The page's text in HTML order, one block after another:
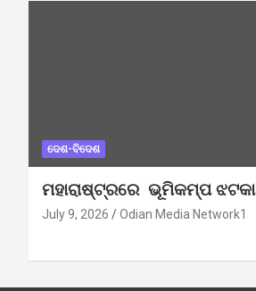
ଦେଶ-ବିଦେଶ
ମହାରାଷ୍ଟ୍ରରେ ଭୂମିକମ୍ପ ଝଟକା
July 9, 2026 Odian Media Network1